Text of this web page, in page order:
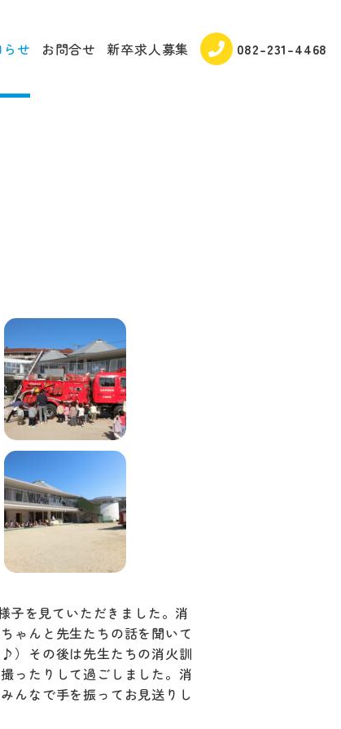
せ お問合せ 新卒求人募集 082-231-4468
子を見ていただきました。消
ゃんと先生たちの話を聞いて
）その後は先生たちの消火訓
ったりして過ごしました。消
んなで手を振ってお見送りし